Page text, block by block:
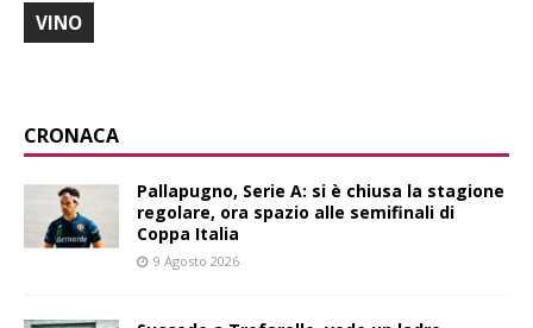
VINO
CRONACA
Pallapugno, Serie A: si è chiusa la stagione
regolare, ora spazio alle semifinali di
Coppa Italia
9 Agosto 2026